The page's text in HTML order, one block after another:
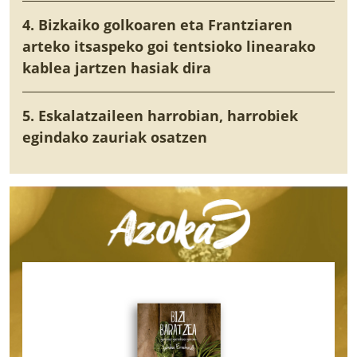
4. Bizkaiko golkoaren eta Frantziaren
arteko itsaspeko goi tentsioko linearako
kablea jartzen hasiak dira
5. Eskalatzaileen harrobian, harrobiek
egindako zauriak osatzen